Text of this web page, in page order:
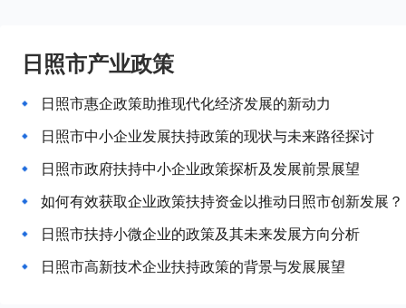
日照市产业政策
日照市惠企政策助推现代化经济发展的新动力
日照市中小企业发展扶持政策的现状与未来路径探讨
日照市政府扶持中小企业政策探析及发展前景展望
如何有效获取企业政策扶持资金以推动日照市创新发展？
日照市扶持小微企业的政策及其未来发展方向分析
日照市高新技术企业扶持政策的背景与发展展望